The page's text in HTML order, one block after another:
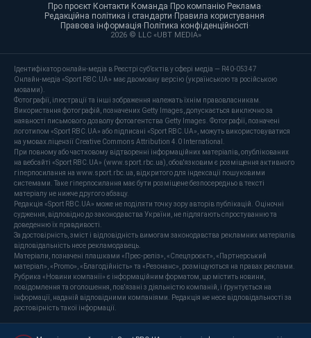
Про проєкт·Контакти·Команда·Про компанію·Реклама·
Редакційна політика і стандарти·Правила користування·
Правова інформація·Політика конфіденційності·
2026 © LLC «UBT MEDIA»
Ідентифікатор онлайн-медіа в Реєстрі суб’єктів у сфері медіа — R40-05347
Онлайн-медіа «Sport RBC.UA» має двомовну версію (українською та російською
мовами).
Фотографії, ілюстрації та інші зображення належать їхнім правовласникам.
Використання фотографій, позначених Getty Images, допускається виключно за
наявності письмового дозволу фотоагентства Getty Images. Фотографії, позначені
логотипом «Sport RBC.UA» або підписані «Sport RBC.UA», можуть використовуватися
на умовах ліцензії Creative Commons Attribution 4.0 International.
При повному або частковому відтворенні інформаційних матеріалів, опублікованих
на вебсайті «Sport RBC.UA» (www.sport.rbc.ua), обов'язковим є розміщення активного
гіперпосилання на www.sport.rbc.ua, відкритого для індексації пошуковими
системами. Таке гіперпосилання має бути розміщене безпосередньо в тексті
матеріалу не нижче другого абзацу.
Редакція «Sport RBC.UA» може не поділяти точку зору авторів публікацій. Оціночні
судження, відповідно до законодавства України, не підлягають спростуванню та
доведенню їх правдивості.
За достовірність, зміст і відповідність вимогам законодавства рекламних матеріалів
відповідальність несе рекламодавець.
Матеріали, позначені плашками «Прес-реліз», «Спецпроєкт», «Партнерський
матеріал», «Promo», «Благодійність» та «Резонанс», розміщуються на правах реклами.
Рубрика «Новини компанії» є інформаційним форматом, що містить новини,
повідомлення та оголошення, пов'язані з діяльністю компаній, і ґрунтується на
інформації, наданій відповідними компаніями. Редакція не несе відповідальності за
достовірність такої інформації.